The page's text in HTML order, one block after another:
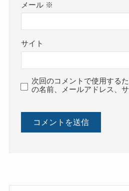
メール ※
サイト
次回のコメントで使用する
の名前、メールアドレス、